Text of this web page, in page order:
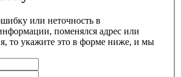
или неточность в
поменялся адрес или
то укажите это в форме ниже, и мы